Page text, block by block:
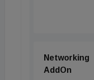
steigenden
durchschritten.
Networking
AddOn